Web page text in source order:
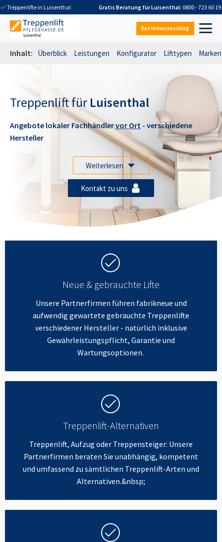
✅ Treppenlifte in Luisenthal Gratis Beratung fürLuisenthal: 0800 - 723 60 19
Kostenvoranschlag
Inhalt: Überblick Leistungen Konfigurator Lifttypen Marken
Treppenlift für Luisenthal
Angebote lokaler Fachhändlervor Ort - verschiedene
Hersteller
Weiterlesen
Kontakt zu uns
Neue & gebrauchte Lifte
Unsere Partnerfirmen führen fabrikneue und
aufwendig gewartete gebrauchte Treppenlifte
verschiedener Hersteller - natürlich inklusive
Gewährleistungspflicht, Garantie und
Wartungsoptionen.
Treppenlift-Alternativen
Treppenlift, Aufzug oder Treppensteiger: Unsere
Partnerfirmen beraten Sie unabhängig, kompetent
und umfassend zu sämtlichen Treppenlift-Arten und
Alternativen.&nbsp;